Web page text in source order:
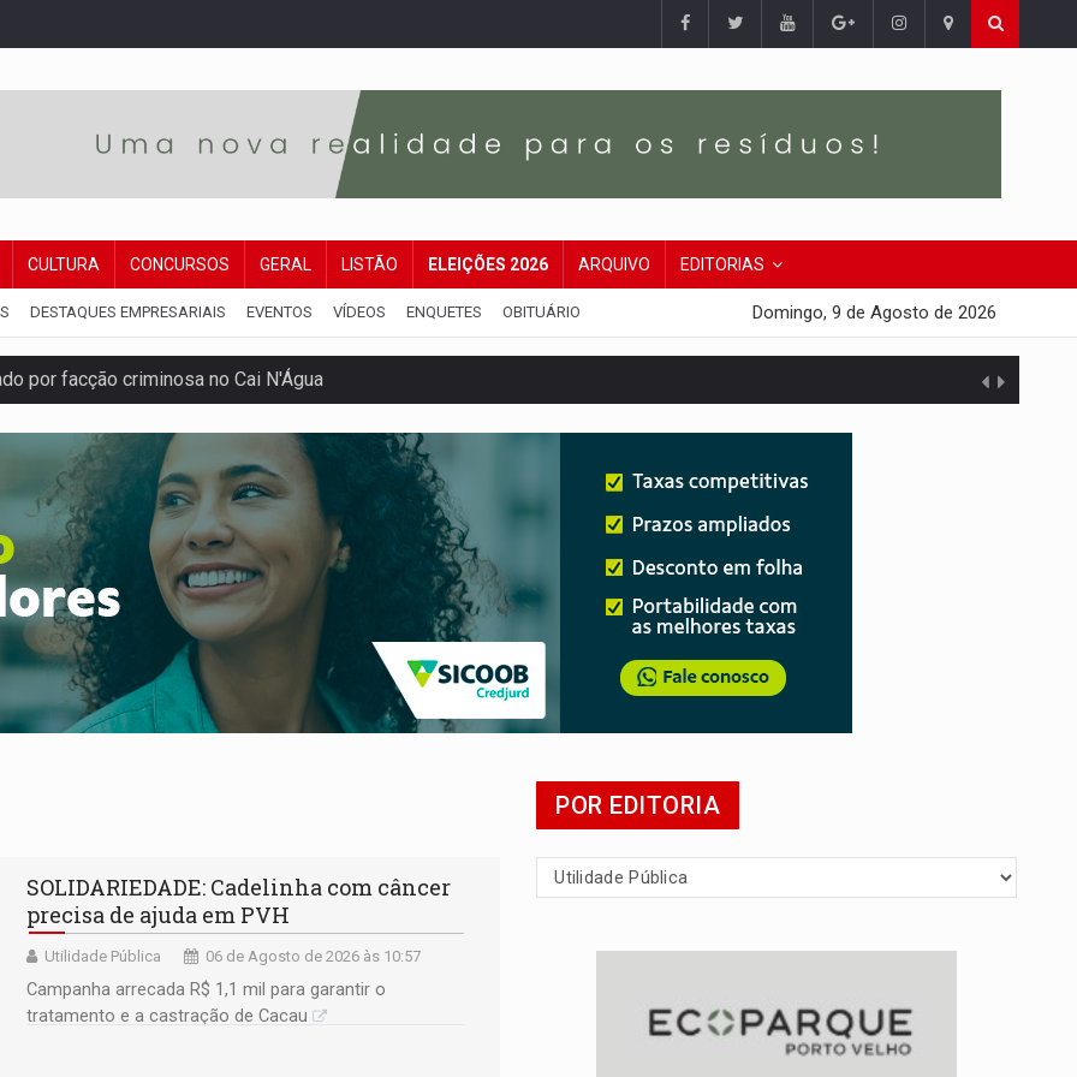
CULTURA CONCURSOS GERAL LISTÃO ELEIÇÕES 2026 ARQUIVO EDITORIAS
DESTAQUES EMPRESARIAIS EVENTOS VÍDEOS ENQUETES OBITUÁRIO Domingo, 9 de Agosto de 2026
por facção criminosa no Cai N'Água
após colombiana furtar celular de menina
produtividade e rotina nas empresas
será mais suficiente para comprovar área recuperado
base secreta no satélite natural da Terra
que era rebocado para oficina no Centro de Porto Velho
do bar da Marleide
lança chamada para fortalecer cadeias da sociobioeconomia
matar sobrinha grávida e com bebê no colo
SOLIDARIEDADE: Cadelinha com câncer
precisa de ajuda em PVH
Utilidade Pública 06 de Agosto de 2026 às 10:57
Campanha arrecada R$ 1,1 mil para garantir o
tratamento e a castração de Cacau
POR EDITORIA